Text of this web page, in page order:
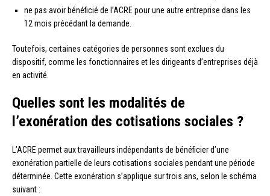
ne pas avoir bénéficié de l’ACRE pour une autre entreprise dans les
12 mois précédant la demande.
Toutefois, certaines catégories de personnes sont exclues du
dispositif, comme les fonctionnaires et les dirigeants d’entreprises déjà
en activité.
Quelles sont les modalités de
l’exonération des cotisations sociales ?
L’ACRE permet aux travailleurs indépendants de bénéficier d’une
exonération partielle de leurs cotisations sociales pendant une période
déterminée. Cette exonération s’applique sur trois ans, selon le schéma
suivant :